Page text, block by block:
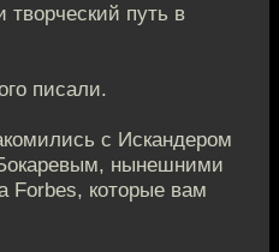
путь в
писали.
с Искандером
нынешними
Forbes, которые вам